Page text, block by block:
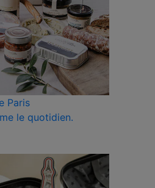
Paris
le quotidien.